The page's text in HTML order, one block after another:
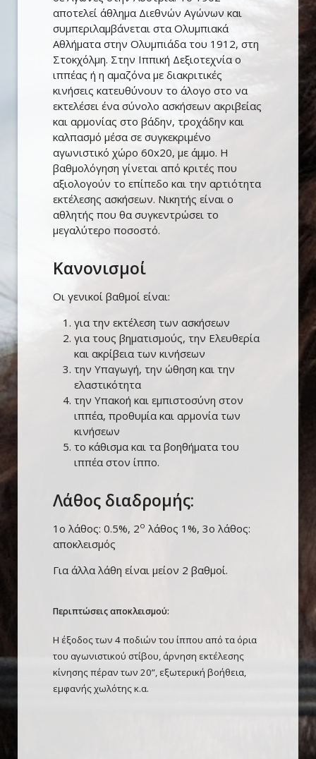
αποτελεί άθλημα Διεθνών Αγώνων και
συμπεριλαμβάνεται στα Ολυμπιακά
Αθλήματα στην Ολυμπιάδα του 1912, στη
Στοκχόλμη. Στην Ιππική Δεξιοτεχνία ο
ιππέας ή η αμαζόνα με διακριτικές
κινήσεις κατευθύνουν το άλογο στο να
εκτελέσει ένα σύνολο ασκήσεων ακριβείας
και αρμονίας στο βάδην, τροχάδην και
καλπασμό μέσα σε συγκεκριμένο
αγωνιστικό χώρο 60x20, με άμμο. Η
βαθμολόγηση γίνεται από κριτές που
αξιολογούν το επίπεδο και την αρτιότητα
εκτέλεσης ασκήσεων. Νικητής είναι ο
αθλητής που θα συγκεντρώσει το
μεγαλύτερο ποσοστό.
Κανονισμοί
Οι γενικοί βαθμοί είναι:
για την εκτέλεση των ασκήσεων
για τους βηματισμούς, την Ελευθερία
και ακρίβεια των κινήσεων
την Υπαγωγή, την ώθηση και την
ελαστικότητα
την Υπακοή και εμπιστοσύνη στον
ιππέα, προθυμία και αρμονία των
κινήσεων
το κάθισμα και τα βοηθήματα του
ιππέα στον ίππο.
Λάθος διαδρομής:
1ο λάθος: 0.5%, 2ο λάθος 1%, 3ο λάθος:
αποκλεισμός
Για άλλα λάθη είναι μείον 2 βαθμοί.
Περιπτώσεις αποκλεισμού:
Η έξοδος των 4 ποδιών του ίππου από τα όρια
του αγωνιστικού στίβου, άρνηση εκτέλεσης
κίνησης πέραν των 20”, εξωτερική βοήθεια,
εμφανής χωλότης κ.α.